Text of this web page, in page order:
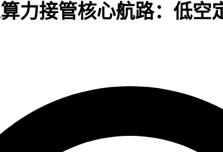
力接管核心航路：低空